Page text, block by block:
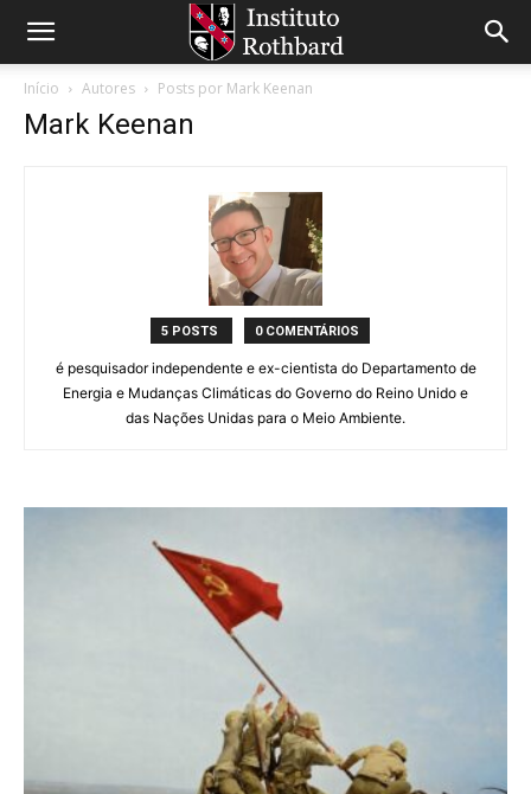
Início Autores Posts por Mark Keenan
Mark Keenan
5 POSTS 0 COMENTÁRIOS
é pesquisador independente e ex-cientista do Departamento de
Energia e Mudanças Climáticas do Governo do Reino Unido e
das Nações Unidas para o Meio Ambiente.